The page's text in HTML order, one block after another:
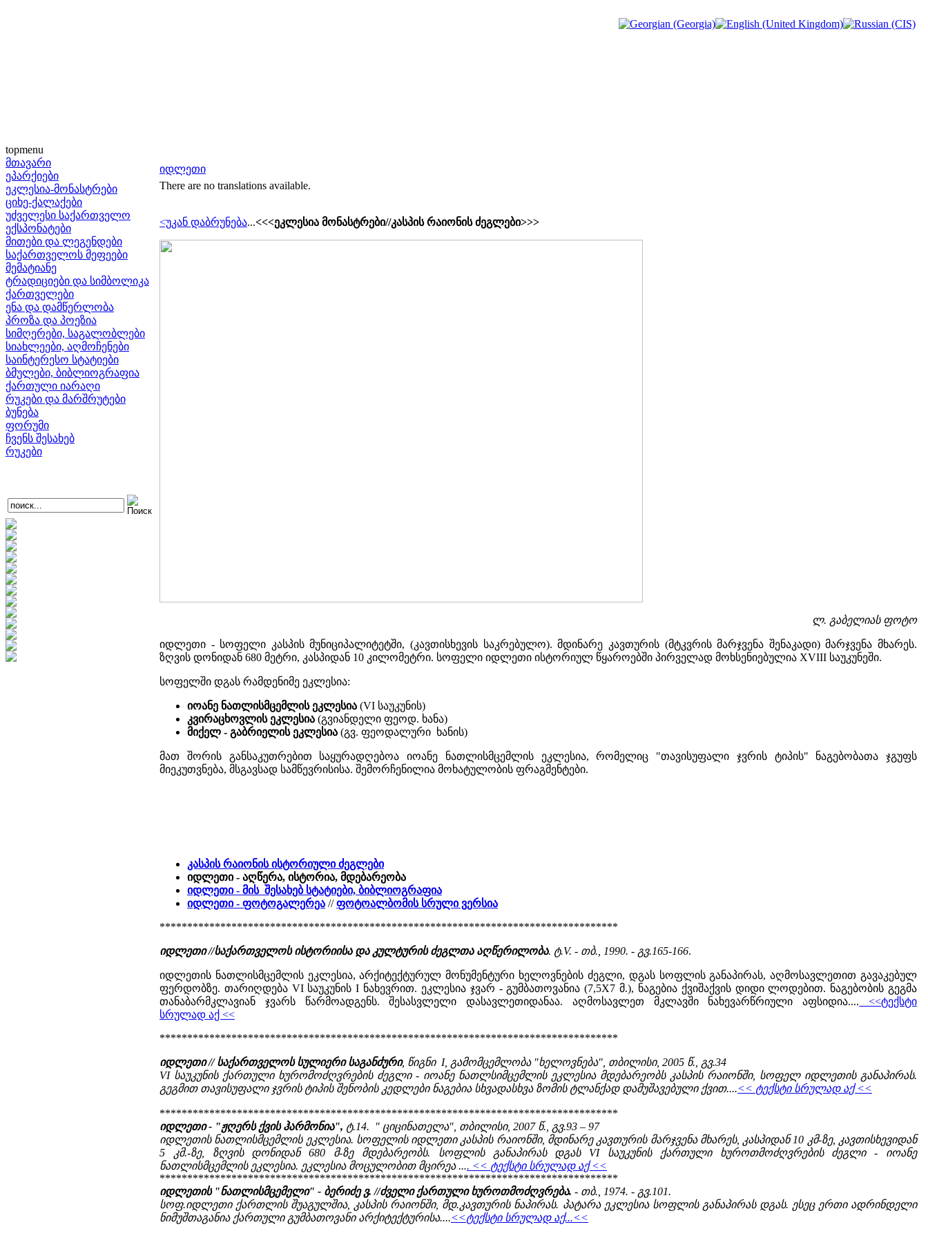
topmenu
მთავარი
ეპარქიები
ეკლესია-მონასტრები
ციხე-ქალაქები
უძველესი საქართველო
ექსპონატები
მითები და ლეგენდები
საქართველოს მეფეები
მემატიანე
ტრადიციები და სიმბოლიკა
ქართველები
ენა და დამწერლობა
პროზა და პოეზია
სიმღერები, საგალობლები
სიახლეები, აღმოჩენები
საინტერესო სტატიები
ბმულები, ბიბლიოგრაფია
ქართული იარაღი
რუკები და მარშრუტები
ბუნება
ფორუმი
ჩვენს შესახებ
რუკები
იდლეთი
There are no translations available.
<უკან დაბრუნება...<<<ეკლესია მონასტრები//კასპის რაიონის ძეგლები>>>
ლ. გაბელიას ფოტო
იდლეთი - სოფელი კასპის მუნიციპალიტეტში, (კავთისხევის საკრებულო). მდინარე კავთურის (მტკვრის მარჯვენა შენაკადი) მარჯვენა მხარეს.
ზღვის დონიდან 680 მეტრი, კასპიდან 10 კილომეტრი. სოფელი იდლეთი ისტორიულ წყაროებში პირველად მოხსენიებულია XVIII საუკუნეში.
სოფელში დგას რამდენიმე ეკლესია:
იოანე ნათლისმცემლის ეკლესია (VI საუკუნის)
კვირაცხოვლის ეკლესია (გვიანდელი ფეოდ. ხანა)
მიქელ - გაბრიელის ეკლესია (გვ. ფეოდალური ხანის)
მათ შორის განსაკუთრებით საყურადღებოა იოანე ნათლისმცემლის ეკლესია, რომელიც "თავისუფალი ჯვრის ტიპის" ნაგებობათა ჯგუფს
მიეკუთვნება, მსგავსად სამწევრისისა. შემორჩენილია მოხატულობის ფრაგმენტები.
კასპის რაიონის ისტორიული ძეგლები
იდლეთი - აღწერა, ისტორია, მდებარეობა
იდლეთი - მის შესახებ სტატიები, ბიბლიოგრაფია
იდლეთი - ფოტოგალერეა //ფოტოალბომის სრული ვერსია
***********************************************************************************
იდლეთი //საქართველოს ისტორიისა და კულტურის ძეგლთა აღწერილობა. ტ.V. - თბ., 1990. - გვ.165-166.
იდლეთის ნათლისმცემლის ეკლესია, არქიტექტურულ მონუმენტური ხელოვნების ძეგლი, დგას სოფლის განაპირას, აღმოსავლეთით გავაკებულ
ფერდობზე. თარიღდება VI საუკუნის I ნახევრით. ეკლესია ჯვარ - გუმბათოვანია (7,5X7 მ.), ნაგებია ქვიშაქვის დიდი ლოდებით. ნაგებობის გეგმა
თანაბარმკლავიან ჯვარს წარმოადგენს. შესასვლელი დასავლეთიდანაა. აღმოსავლეთ მკლავში ნახევარწრიული აფსიდია.... <<ტექსტი
სრულად აქ <<
***********************************************************************************
იდლეთი // საქართველოს სულიერი საგანძური, წიგნი I, გამომცემლობა "ხელოვნება", თბილისი, 2005 წ., გვ.34
VI საუკუნის ქართული ხურომოძღვრების ძეგლი - იოანე ნათლსიმცემლის ეკლესია მდებარეობს კასპის რაიონში, სოფელ იდლეთის განაპირას.
გეგმით თავისუფალი ჯვრის ტიპის შენობის კედლები ნაგებია სხვადასხვა ზომის ტლანქად დამუშავებული ქვით....<< ტექსტი სრულად აქ <<
***********************************************************************************
იდლეთი - "ჟღერს ქვის ჰარმონია", ტ.14. " ციცინათელა", თბილისი, 2007 წ., გვ.93 – 97
იდლეთის ნათლისმცემლის ეკლესია. სოფელის იდლეთი კასპის რაიონში, მდინარე კავთურის მარჯვენა მხარეს, კასპიდან 10 კმ-ზე, კავთისხევიდან
5 კმ.-ზე, ზღვის დონიდან 680 მ-ზე მდებარეობს. სოფლის განაპირას დგას VI საუკუნის ქართული ხუროთმოძღვრების ძეგლი - იოანე
ნათლისმცემლის ეკლესია. ეკლესია მოცულობით მცირეა .... << ტექსტი სრულად აქ <<
***********************************************************************************
იდლეთის "ნათლისმცემელი" - ბერიძე ვ. //ძველი ქართული ხუროთმოძღვრება. - თბ., 1974. - გვ.101.
სოფ.იდლეთი ქართლის შუაგულშია, კასპის რაიონში, მდ.კავთურის ნაპირას. პატარა ეკლესია სოფლის განაპირას დგას. ესეც ერთი ადრინდელი
ნიმუშთაგანია ქართული გუმბათოვანი არქიტექტურისა....<<ტექსტი სრულად აქ...<<